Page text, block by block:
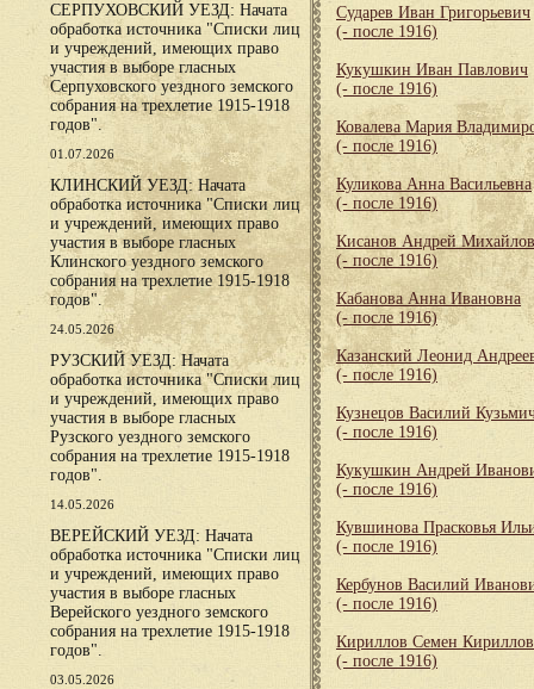
СЕРПУХОВСКИЙ УЕЗД: Начата
обработка источника "Списки лиц
и учреждений, имеющих право
участия в выборе гласных
Серпуховского уездного земского
собрания на трехлетие 1915-1918
годов".
01.07.2026
КЛИНСКИЙ УЕЗД: Начата
обработка источника "Списки лиц
и учреждений, имеющих право
участия в выборе гласных
Клинского уездного земского
собрания на трехлетие 1915-1918
годов".
24.05.2026
РУЗСКИЙ УЕЗД: Начата
обработка источника "Списки лиц
и учреждений, имеющих право
участия в выборе гласных
Рузского уездного земского
собрания на трехлетие 1915-1918
годов".
14.05.2026
ВЕРЕЙСКИЙ УЕЗД: Начата
обработка источника "Списки лиц
и учреждений, имеющих право
участия в выборе гласных
Верейского уездного земского
собрания на трехлетие 1915-1918
годов".
03.05.2026
Сударев Иван Григорьевич
(- после 1916)
Кукушкин Иван Павлович
(- после 1916)
Ковалева Мария
(- после 1916)
Куликова Анна Васильевна
(- после 1916)
Кисанов Андрей
(- после 1916)
Кабанова Анна Ивановна
(- после 1916)
Казанский Леонид
(- после 1916)
Кузнецов Василий
(- после 1916)
Кукушкин Андрей
(- после 1916)
Кувшинова Прасковья
(- после 1916)
Кербунов Василий
(- после 1916)
Кириллов Семен
(- после 1916)